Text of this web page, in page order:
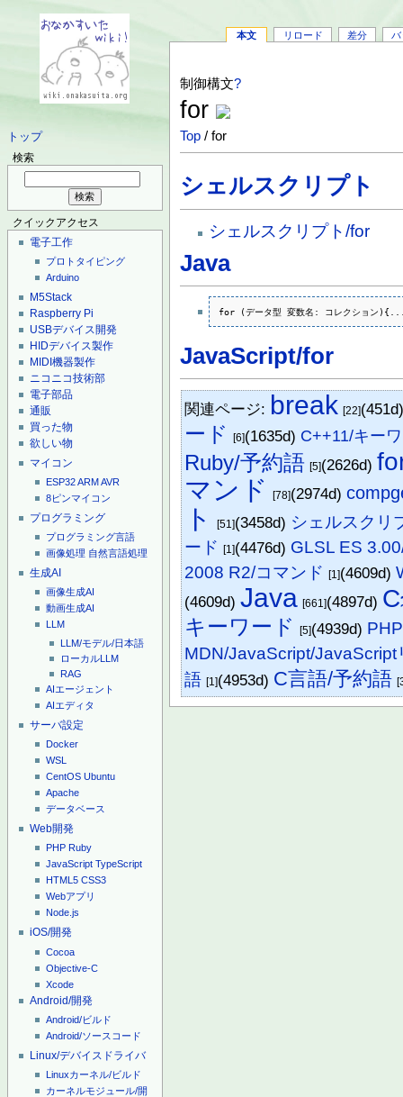
トップ
検索
クイックアクセス
電子工作
プロトタイピング
Arduino
M5Stack
Raspberry Pi
USBデバイス開発
HIDデバイス製作
MIDI機器製作
ニコニコ技術部
電子部品
通販
買った物
欲しい物
マイコン
ESP32ARMAVR
8ピンマイコン
プログラミング
プログラミング言語
画像処理 自然言語処理
生成AI
画像生成AI
動画生成AI
LLM
LLM/モデル/日本語
ローカルLLM
RAG
AIエージェント
AIエディタ
サーバ設定
Docker
WSL
CentOS Ubuntu
Apache
データベース
Web開発
PHP Ruby
JavaScript TypeScript
HTML5 CSS3
Webアプリ
Node.js
iOS/開発
Cocoa
Objective-C
Xcode
Android/開発
Android/ビルド
Android/ソースコード
Linux/デバイスドライバ
Linuxカーネル/ビルド
カーネルモジュール/開
本文 リロード 差分 バ
制御構文?
for
Top / for
シェルスクリプト
シェルスクリプト/for
Java
for (データ型 変数名: コレクション
JavaScript/for
関連ページ: break [22]
ード [6](1635d) C++11/キー
Ruby/予約語 [5](2626d)
マンド [78](2974d)
ト [51](3458d) シェルスクリ
ード [1](4476d) GLSL ES
2008 R2/コマンド [1](4609d)
(4609d)Java [661](4897d)
キーワード [5](4939d)
MDN/JavaScript/JavaScript
語 [1](4953d) C言語/予約語